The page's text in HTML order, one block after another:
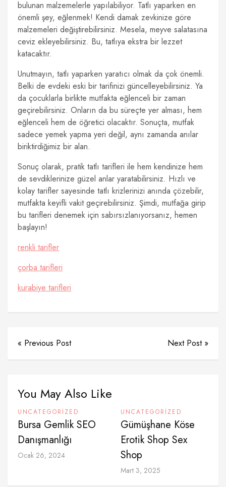
bulunan malzemelerle yapılabiliyor. Tatlı yaparken en
önemli şey, eğlenmek! Kendi damak zevkinize göre
malzemeleri değiştirebilirsiniz. Mesela, meyve salatasına
ceviz ekleyebilirsiniz. Bu, tatlıya ekstra bir lezzet
katacaktır.
Unutmayın, tatlı yaparken yaratıcı olmak da çok önemli.
Belki de evdeki eski bir tarifinizi güncelleyebilirsiniz. Ya
da çocuklarla birlikte mutfakta eğlenceli bir zaman
geçirebilirsiniz. Onların da bu süreçte yer alması, hem
eğlenceli hem de öğretici olacaktır. Sonuçta, mutfak
sadece yemek yapma yeri değil, aynı zamanda anılar
biriktirdiğimiz bir alan.
Sonuç olarak, pratik tatlı tarifleri ile hem kendinize hem
de sevdiklerinize güzel anlar yaratabilirsiniz. Hızlı ve
kolay tarifler sayesinde tatlı krizlerinizi anında çözebilir,
mutfakta keyifli vakit geçirebilirsiniz. Şimdi, mutfağa girip
bu tarifleri denemek için sabırsızlanıyorsanız, hemen
başlayın!
renkli tarifler
çorba tarifleri
kurabiye tarifleri
« Previous Post Next Post »
You May Also Like
UNCATEGORIZED
Bursa Gemlik SEO
Danışmanlığı
Ocak 26, 2024
UNCATEGORIZED
Gümüşhane Köse
Erotik Shop Sex
Shop
Mart 3, 2025